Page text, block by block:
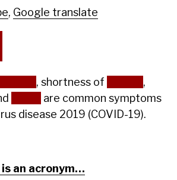
, Google translate
, shortness of
,
are common symptoms
disease 2019 (COVID-19).
is an acronym…